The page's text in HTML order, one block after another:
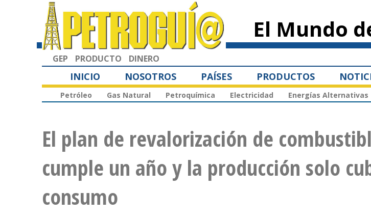
principal
El Mundo
GEP PRODUCTO DINERO
INICIO NOSOTROS PAÍSES PRODUCTOS
Petróleo Gas Natural Petroquímica Electricidad Energías Alternativas
El plan de revalorización de
cumple un año y la producción solo
consumo